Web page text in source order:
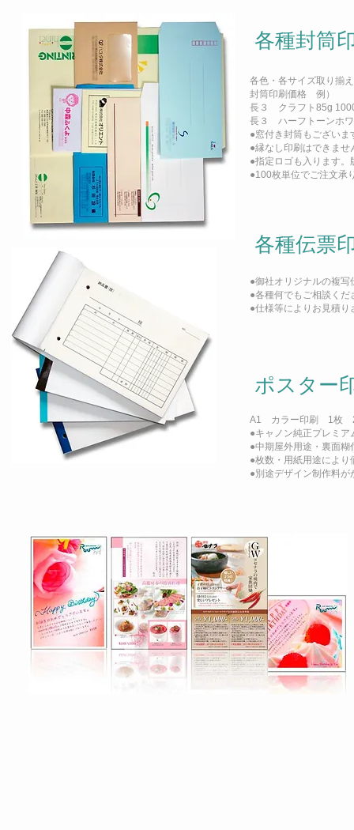
各種封筒
各色・各サイズ取り揃
封筒印刷価格 例）
長３ クラフト85g
長３ ハーフトーンホ
●窓付き封筒もございま
●縁なし印刷はできま
●指定ロゴも入ります。
●100枚単位でご注文承
各種伝票
●御社オリジナルの複
●各種何でもご相談く
●仕様等によりお見積
ポスター
A1 カラー印刷 1枚
●キャノン純正プレミ
●中期屋外用途・裏面
●枚数・用紙用途によ
●別途デザイン制作料が